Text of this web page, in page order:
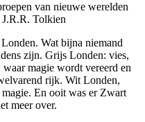
van nieuwe werelden
Tolkien
Londen. Wat bijna niemand
zijn. Grijs Londen: vies,
magie wordt vereerd en
rijk. Wit Londen,
En ooit was er Zwart
meer over.